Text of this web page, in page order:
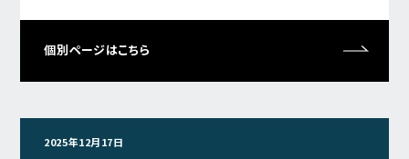
個別ページはこちら
2025年12月17日